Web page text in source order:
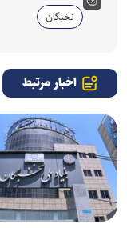
نخبگان
اخبار مرتبط